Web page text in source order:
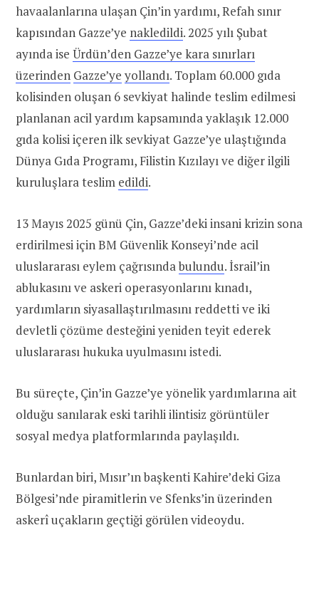
havaalanlarına ulaşan Çin’in yardımı, Refah sınır
kapısından Gazze’ye nakledildi. 2025 yılı Şubat
ayında ise Ürdün’den Gazze’ye kara sınırları
üzerinden Gazze’ye yollandı. Toplam 60.000 gıda
kolisinden oluşan 6 sevkiyat halinde teslim edilmesi
planlanan acil yardım kapsamında yaklaşık 12.000
gıda kolisi içeren ilk sevkiyat Gazze’ye ulaştığında
Dünya Gıda Programı, Filistin Kızılayı ve diğer ilgili
kuruluşlara teslim edildi.
13 Mayıs 2025 günü Çin, Gazze’deki insani krizin sona
erdirilmesi için BM Güvenlik Konseyi’nde acil
uluslararası eylem çağrısındabulundu. İsrail’in
ablukasını ve askeri operasyonlarını kınadı,
yardımların siyasallaştırılmasını reddetti ve iki
devletli çözüme desteğini yeniden teyit ederek
uluslararası hukuka uyulmasını istedi.
Bu süreçte, Çin’in Gazze’ye yönelik yardımlarına ait
olduğu sanılarak eski tarihli ilintisiz görüntüler
sosyal medya platformlarında paylaşıldı.
Bunlardan biri, Mısır’ın başkenti Kahire’deki Giza
Bölgesi’nde piramitlerin ve Sfenks’in üzerinden
askerî uçakların geçtiği görülen videoydu.